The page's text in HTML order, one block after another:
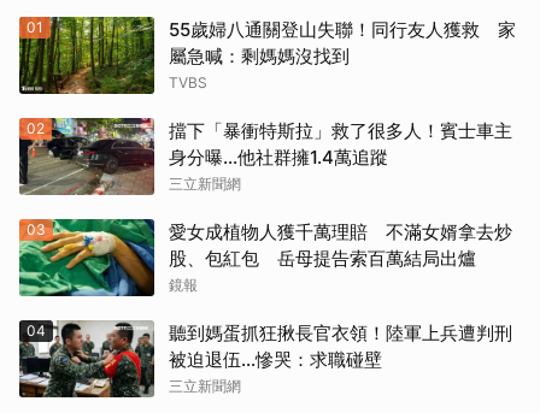
01
55歲婦八通關登山失聯！同行友人獲救 家
屬急喊：剩媽媽沒找到
TVBS
02
擋下「暴衝特斯拉」救了很多人！賓士車主
身分曝…他社群擁1.4萬追蹤
三立新聞網
03
愛女成植物人獲千萬理賠 不滿女婿拿去炒
股、包紅包 岳母提告索百萬結局出爐
鏡報
04
聽到媽蛋抓狂揪長官衣領！陸軍上兵遭判刑
被迫退伍…慘哭：求職碰壁
三立新聞網